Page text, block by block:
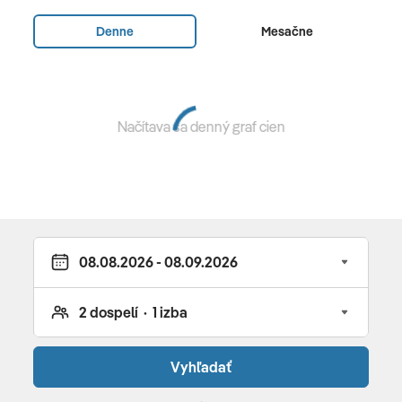
Ubytovanie
cene) • Minibar (za poplatok)
obývacia izba/posteľ, Detská postieľka: za
poplatok, Klimatizácia: zadarmo, Pohovka, Stôl,
za poplatok, Voda: zadarmo, Telefón, Internet:
WLAN/Izbová služba: denne, za poplatok,
Upratovanie: denne, bez poplatku, Vaňa, WC, Sušič
vlasov, Balkón: s posedením
Denne Mesačne
Načítava sa denný graf cien
Vyhľadať